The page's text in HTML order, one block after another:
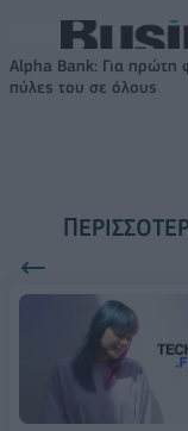
Alpha Bank: Για πρώτη
πύλες του σε όλους